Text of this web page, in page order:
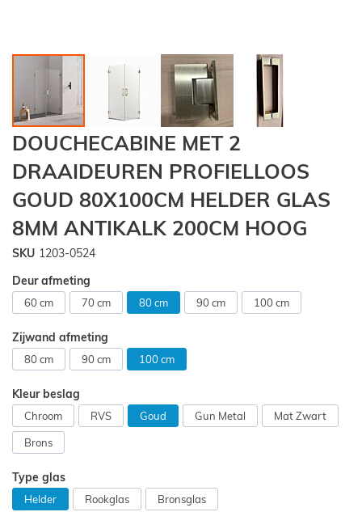
Ga
naar
het
begin
van
de
afbeeldingen-
DOUCHECABINE MET 2
DRAAIDEUREN PROFIELLOOS
GOUD 80X100CM HELDER GLAS
8MM ANTIKALK 200CM HOOG
SKU 1203-0524
Deur afmeting
60 cm 70 cm 80 cm 90 cm 100 cm
Zijwand afmeting
80 cm 90 cm 100 cm
Kleur beslag
Chroom RVS Goud Gun Metal Mat Zwart
Brons
Type glas
Helder Rookglas Bronsglas